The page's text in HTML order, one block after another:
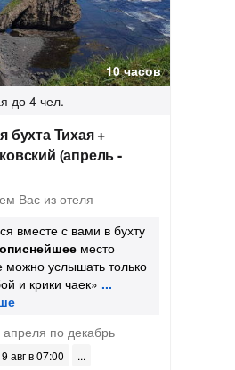
10 часов
до 4 чел.
бухта Тихая +
(апрель -
Вас из отеля
вместе с вами в бухту
место
можно услышать только
и крики чаек»
по декабрь
9 авг в 07:00